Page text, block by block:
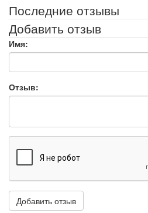
Последние отзывы
Добавить отзыв
Имя:
Отзыв: